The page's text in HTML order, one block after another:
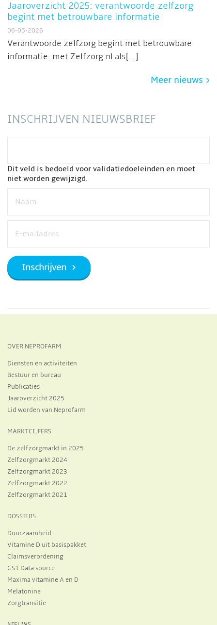
Jaaroverzicht 2025: verantwoorde zelfzorg
begint met betrouwbare informatie
06-05-2026
Verantwoorde zelfzorg begint met betrouwbare
informatie: met Zelfzorg.nl als[...]
Meer nieuws
INSCHRIJVEN NIEUWSBRIEF
Dit veld is bedoeld voor validatiedoeleinden en moet
niet worden gewijzigd.
OVER NEPROFARM
Diensten en activiteiten
Bestuur en bureau
Publicaties
Jaaroverzicht 2025
Lid worden van Neprofarm
MARKTCIJFERS
De zelfzorgmarkt in 2025
Zelfzorgmarkt 2024
Zelfzorgmarkt 2023
Zelfzorgmarkt 2022
Zelfzorgmarkt 2021
DOSSIERS
Duurzaamheid
Vitamine D uit basispakket
Claimsverordening
GS1 Data source
Maxima vitamine A en D
Melatonine
Zorgtransitie